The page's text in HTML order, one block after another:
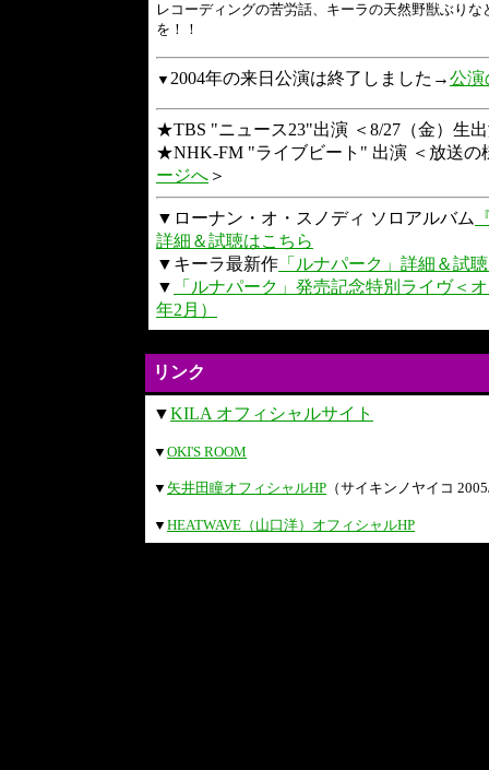
レコーディングの苦労話、キーラの天然野獣ぶり
を！！
▼ 2004年の来日公演は終了しました→公演
★TBS "ニュース23"出演 ＜8/27（金）生
★NHK-FM "ライブビート" 出演 ＜放送
ージへ ＞
▼ローナン・オ・スノディ ソロアルバム
詳細＆試聴はこちら
▼キーラ最新作 「ルナパーク」詳細＆試
▼
「ルナパーク」発売記念特別ライヴ＜
年2月）
リンク
▼KILA オフィシャルサイト
▼ OKI'S ROOM
▼ 矢井田瞳オフィシャルHP （サイキンノヤイコ
▼ HEATWAVE（山口洋）オフィシャルHP